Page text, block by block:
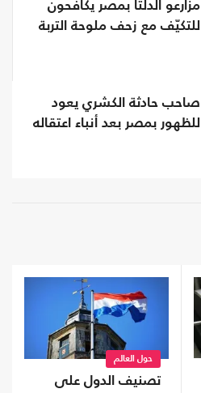
مزارعو الدلتا بمصر يكافحون
للتكيّف مع زحف ملوحة التربة
صاحب حادثة الكشري يعود
للظهور بمصر بعد أنباء اعتقاله
حول العالم
تصنيف الدول على